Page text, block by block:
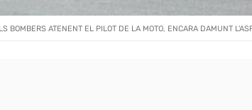
BOMBERS ATENENT EL PILOT DE LA MOTO, ENCARA DAMUNT